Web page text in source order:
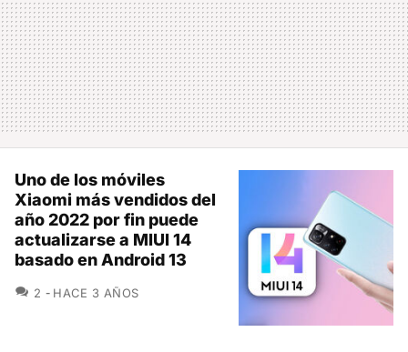
Uno de los móviles
Xiaomi más vendidos del
año 2022 por fin puede
actualizarse a MIUI 14
basado en Android 13
2 COMENTARIOS
HACE 3 AÑOS